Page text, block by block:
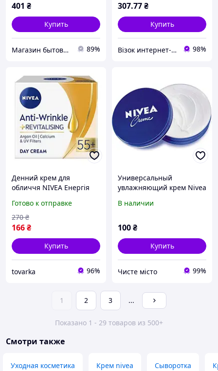
401 ₴
Купить
Магазин бытовой химии "KAMILLA" 89%
307.77₴
Купить
Візок интернет-магазин 98%
Денний крем для
обличчя NIVEA Енергія
55+, 50 мл
Готово к отправке
166₴
270 ₴
Купить
tovarka 96%
Универсальный
увлажняющий крем Nivea
В наличии
100₴
Купить
Чисте місто 99%
1 2 3 ...
Показано 1 - 29 товаров из 500+
Смотри также
Уходная косметика Крем nivea Сыворотка